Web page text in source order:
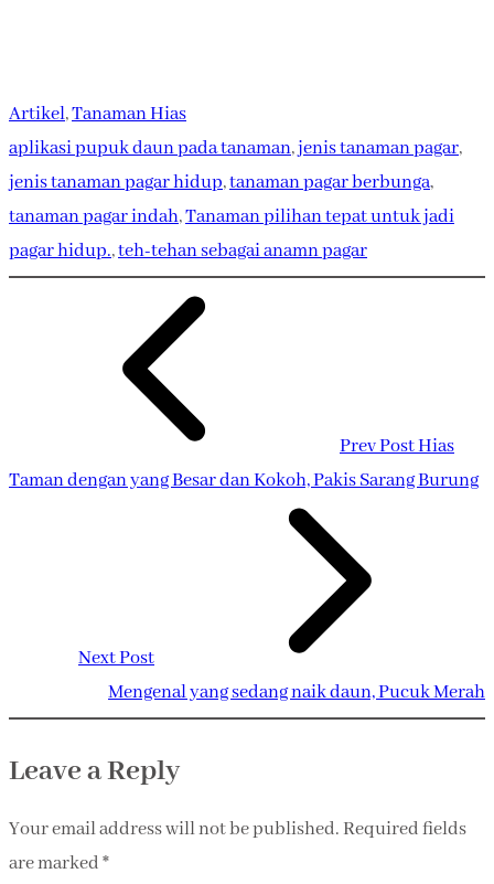
Artikel, Tanaman Hias
aplikasi pupuk daun pada tanaman, jenis tanaman pagar
jenis tanaman pagar hidup, tanaman pagar berbunga
tanaman pagar indah, Tanaman pilihan tepat untuk jadi
pagar hidup., teh-tehan sebagai anamn pagar
Prev PostHias
Taman dengan yang Besar dan Kokoh, Pakis Sarang Burung
Next Post
Mengenal yang sedang naik daun, Pucuk Merah
Leave a Reply
Your email address will not be published.Required fields
are marked*